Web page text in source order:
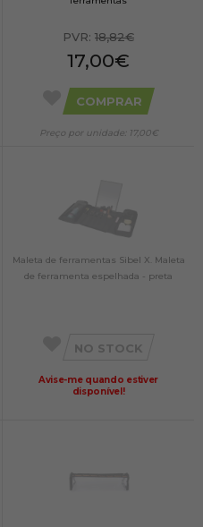
PVR: 18,82€
17,00€
COMPRAR
Preço por unidade: 17,00€
Maleta de ferramentas Sibel X. Maleta
de ferramenta espelhada - preta
NO STOCK
Avise-me quando estiver
disponível!